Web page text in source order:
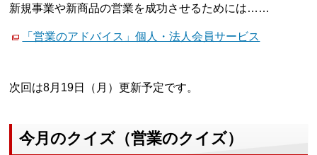
新規事業や新商品の営業を成功させるためには……
「営業のアドバイス」個人・法人会員サービス
次回は8月19日（月）更新予定です。
今月のクイズ（営業のクイズ）